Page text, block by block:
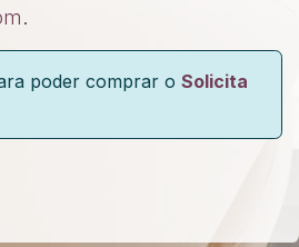
.
poder comprar o Solicita